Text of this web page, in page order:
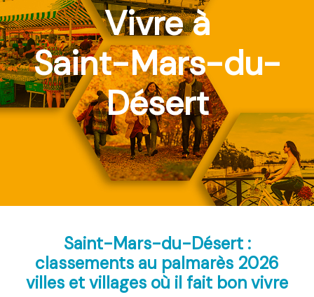
Vivre à
Saint-Mars-du-
Désert
Saint-Mars-du-Désert :
classements au palmarès 2026
villes et villages où il fait bon vivre